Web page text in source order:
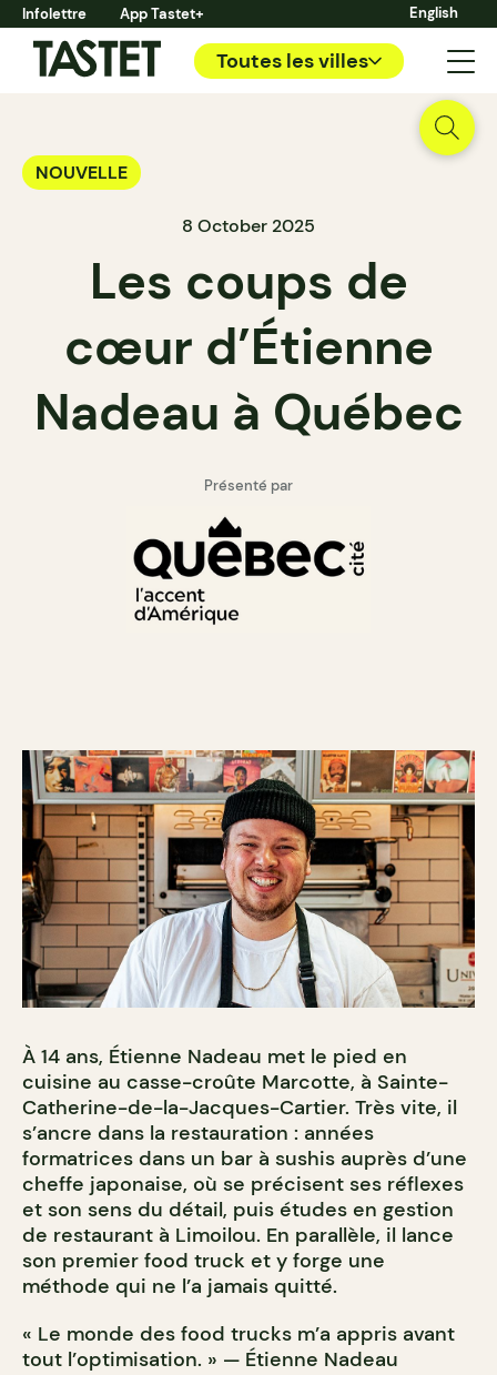
Infolettre App Tastet+ English
Toutes les villes
NOUVELLE
8 October 2025
Les coups de
cœur d’Étienne
Nadeau à Québec
Présenté par
À 14 ans, Étienne Nadeau met le pied en
cuisine au casse-croûte Marcotte, à Sainte-
Catherine-de-la-Jacques-Cartier. Très vite, il
s’ancre dans la restauration : années
formatrices dans un bar à sushis auprès d’une
cheffe japonaise, où se précisent ses réflexes
et son sens du détail, puis études en gestion
de restaurant à Limoilou. En parallèle, il lance
son premier food truck et y forge une
méthode qui ne l’a jamais quitté.
« Le monde des food trucks m’a appris avant
tout l’optimisation. » — Étienne Nadeau